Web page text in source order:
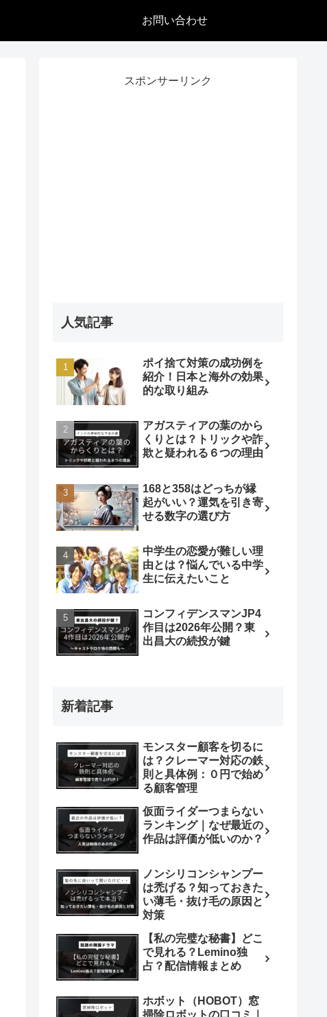
お問い合わせ
スポンサーリンク
人気記事
ポイ捨て対策の成功例を
紹介！日本と海外の効果
的な取り組み
アガスティアの葉のから
くりとは？トリックや詐
欺と疑われる６つの理由
168と358はどっちが縁
起がいい？運気を引き寄
せる数字の選び方
中学生の恋愛が難しい理
由とは？悩んでいる中学
生に伝えたいこと
コンフィデンスマンJP4
作目は2026年公開？東
出昌大の続投が鍵
新着記事
モンスター顧客を切るに
は？クレーマー対応の鉄
則と具体例：０円で始め
る顧客管理
仮面ライダーつまらない
ランキング｜なぜ最近の
作品は評価が低いのか？
ノンシリコンシャンプー
は禿げる？知っておきた
い薄毛・抜け毛の原因と
対策
【私の完璧な秘書】どこ
で見れる？Lemino独
占？配信情報まとめ
ホボット（HOBOT）窓